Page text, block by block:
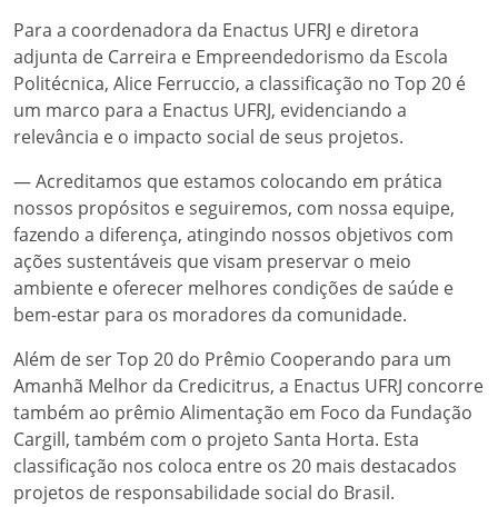
Para a coordenadora da Enactus UFRJ e diretora
adjunta de Carreira e Empreendedorismo da Escola
Politécnica, Alice Ferruccio, a classificação no Top 20 é
um marco para a Enactus UFRJ, evidenciando a
relevância e o impacto social de seus projetos.
— Acreditamos que estamos colocando em prática
nossos propósitos e seguiremos, com nossa equipe,
fazendo a diferença, atingindo nossos objetivos com
ações sustentáveis que visam preservar o meio
ambiente e oferecer melhores condições de saúde e
bem-estar para os moradores da comunidade.
Além de ser Top 20 do Prêmio Cooperando para um
Amanhã Melhor da Credicitrus, a Enactus UFRJ concorre
também ao prêmio Alimentação em Foco da Fundação
Cargill, também com o projeto Santa Horta. Esta
classificação nos coloca entre os 20 mais destacados
projetos de responsabilidade social do Brasil.